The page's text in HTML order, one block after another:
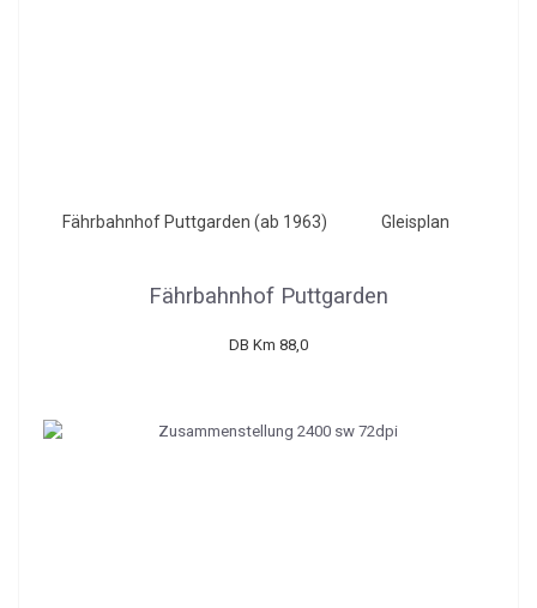
Fährbahnhof Puttgarden (ab 1963) Gleisplan
Fährbahnhof Puttgarden
DB Km 88,0